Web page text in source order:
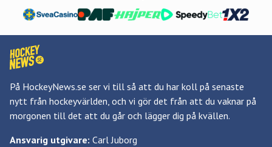
På HockeyNews.se ser vi till så att du har koll på senaste
nytt från hockeyvärlden, och vi gör det från att du vaknar på
morgonen till det att du går och lägger dig på kvällen.
Ansvarig utgivare: Carl Juborg